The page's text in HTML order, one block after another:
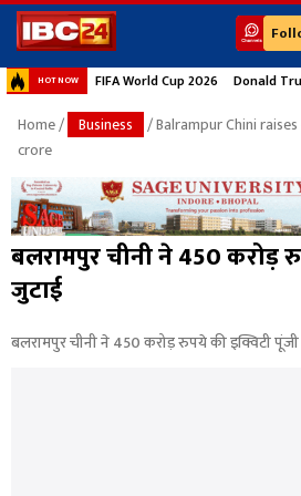
HOT NOW FIFA World Cup 2026 Donald
Home/ Business
/ Balrampur Chini
crore
बलरामपुर चीनी ने 450 करोड़
जुटाई
बलरामपुर चीनी ने 450 करोड़ रुपये की इक्विटी